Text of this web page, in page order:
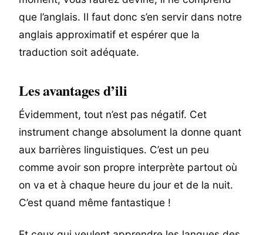
que l’anglais. Il faut donc s’en servir dans notre
anglais approximatif et espérer que la
traduction soit adéquate.
Les avantages d’ili
Évidemment, tout n’est pas négatif. Cet
instrument change absolument la donne quant
aux barrières linguistiques. C’est un peu
comme avoir son propre interprète partout où
on va et à chaque heure du jour et de la nuit.
C’est quand même fantastique !